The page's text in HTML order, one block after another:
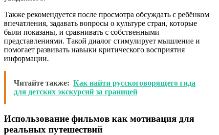
Также рекомендуется после просмотра обсуждать с ребёнком
впечатления, задавать вопросы о культуре стран, которые
были показаны, и сравнивать с собственными
представлениями. Такой диалог стимулирует мышление и
помогает развивать навыки критического восприятия
информации.
Читайте также: Как найти русскоговорящего гида
для детских экскурсий за границей
Использование фильмов как мотивация для
реальных путешествий